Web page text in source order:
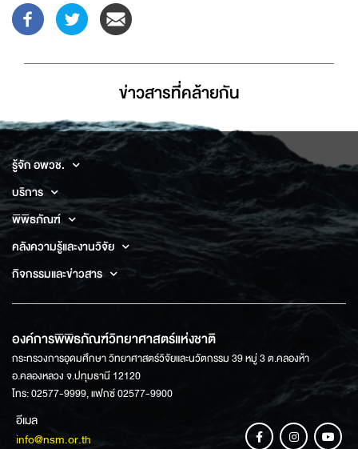
ข่าวสารที่่คล้ายกัน
รู้จัก อพวช.
บริการ
พิพิธภัณฑ์
คลังความรู้และงานวิจัย
กิจกรรมและข่าวสาร
องค์การพิพิธภัณฑ์วิทยาศาสตร์แห่งชาติ
กระทรวงการอุดมศึกษา วิทยาศาสตร์วิจัยและนวัตกรรม 39 หมู่ 3 ต.คลองห้า
อ.คลองหลวง จ.ปทุมธานี 12120
โทร: 02577-9999, แฟกซ์ 02577-9900
อีเมล
info@nsm.or.th